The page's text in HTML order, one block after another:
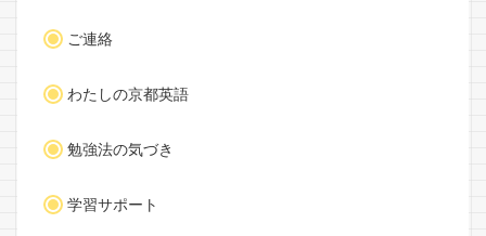
ご連絡
わたしの京都英語
勉強法の気づき
学習サポート